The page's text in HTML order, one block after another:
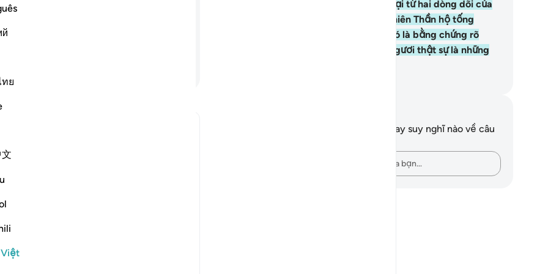
ย
và Harun được các vị Thiên Thần
rõ ràng cho các ngươi nếu
câu trả lời cho What is meant by the *"sakīnah"* in this āyah?
scholars' opinions in his book
a human being. [Abū al-Aḥwaṣ
it would extend its leg and
bình an và những thứ còn sót lại từ hai dòng dõi của
Musa và Harun được các vị Thiên Thần hộ tống
mang đến. Chắc chắn điều đó là bằng chứng rõ
ràng cho các ngươi nếu các ngươi thật sự là những
Bạn không có bất kỳ ghi chú hay suy nghĩ nào về câu
Hãy ghi lại những suy nghĩ của bạn…